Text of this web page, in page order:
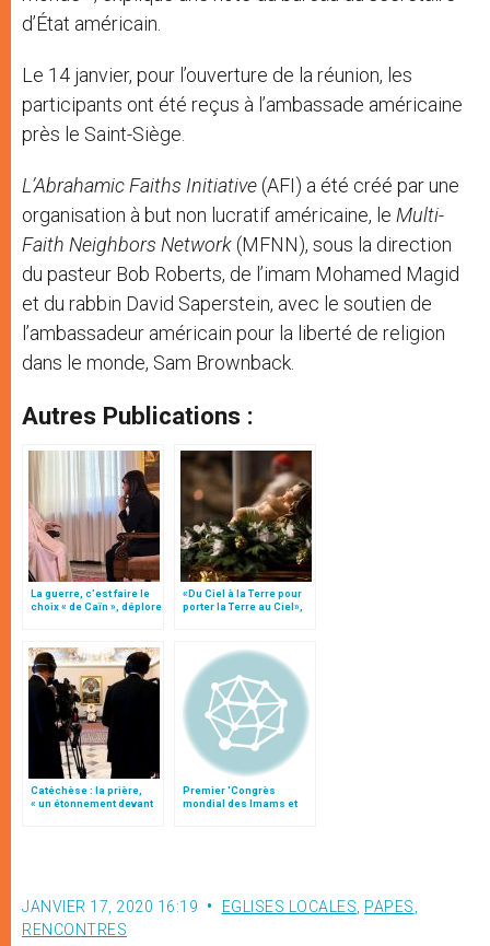
d’État américain.
Le 14 janvier, pour l’ouverture de la réunion, les
participants ont été reçus à l’ambassade américaine
près le Saint-Siège.
L’Abrahamic Faiths Initiative (AFI) a été créé par une
organisation à but non lucratif américaine, le Multi-
Faith Neighbors Network (MFNN), sous la direction
du pasteur Bob Roberts, de l’imam Mohamed Magid
et du rabbin David Saperstein, avec le soutien de
l’ambassadeur américain pour la liberté de religion
dans le monde, Sam Brownback.
Autres Publications :
La guerre, c’est faire le
choix « de Caïn », déplore
«Du Ciel à la Terre pour
porter la Terre au Ciel»,
Catéchèse : la prière,
« un étonnement devant
Premier 'Congrès
mondial des Imams et
JANVIER 17, 2020 16:19 EGLISES LOCALES PAPES
RENCONTRES